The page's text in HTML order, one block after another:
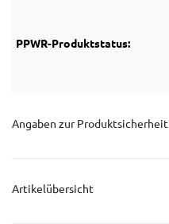
PPWR-Produktstatus:
Angaben zur Produktsicherheit
Artikelübersicht